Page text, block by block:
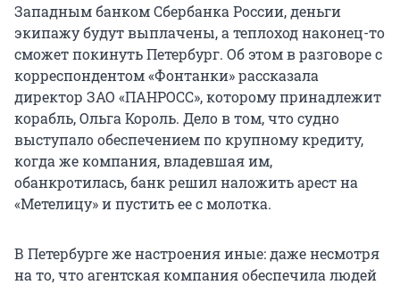
Западным банком Сбербанка России, деньги
экипажу будут выплачены, а теплоход наконец-то
сможет покинуть Петербург. Об этом в разговоре с
корреспондентом «Фонтанки» рассказала
директор ЗАО «ПАНРОСС», которому принадлежит
корабль, Ольга Король. Дело в том, что судно
выступало обеспечением по крупному кредиту,
когда же компания, владевшая им,
обанкротилась, банк решил наложить арест на
«Метелицу» и пустить ее с молотка.
В Петербурге же настроения иные: даже несмотря
на то, что агентская компания обеспечила людей